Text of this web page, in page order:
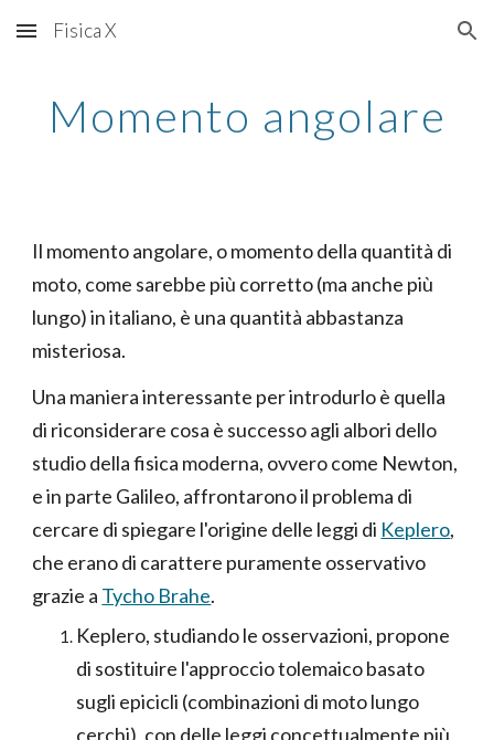
Skip to main content Skip to navigation
Fisica X
Momento angolare
Il momento angolare, o momento della quantità di
moto, come sarebbe più corretto (ma anche più
lungo) in italiano, è una quantità abbastanza
misteriosa.
Una maniera interessante per introdurlo è quella
di riconsiderare cosa è successo agli albori dello
studio della fisica moderna, ovvero come Newton,
e in parte Galileo, affrontarono il problema di
cercare di spiegare l'origine delle leggi di Keplero,
che erano di carattere puramente osservativo
grazie a Tycho Brahe.
Keplero, studiando le osservazioni, propone
di sostituire l'approccio tolemaico basato
sugli epicicli (combinazioni di moto lungo
cerchi), con delle leggi concettualmente più